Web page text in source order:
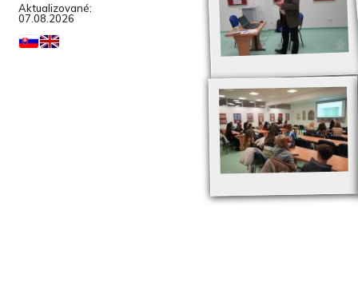
Aktualizované:
07.08.2026